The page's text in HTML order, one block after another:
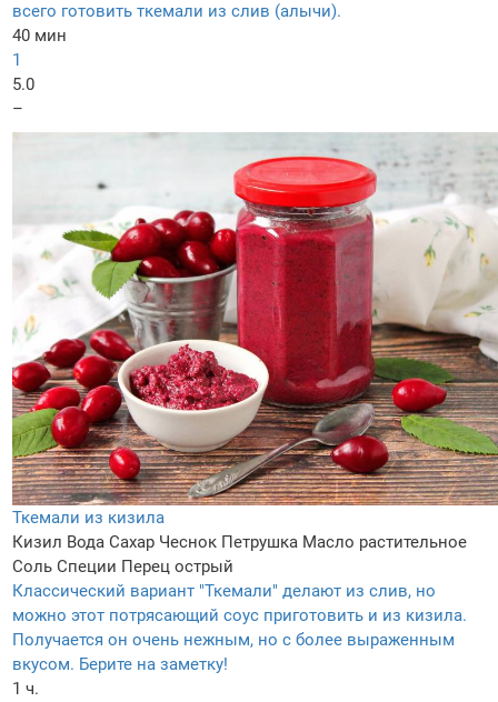
всего готовить ткемали из слив (алычи).
40 мин
1
5.0
–
Ткемали из кизила
Кизил Вода Сахар Чеснок Петрушка Масло растительное
Соль Специи Перец острый
Классический вариант "Ткемали" делают из слив, но
можно этот потрясающий соус приготовить и из кизила.
Получается он очень нежным, но с более выраженным
вкусом. Берите на заметку!
1 ч.